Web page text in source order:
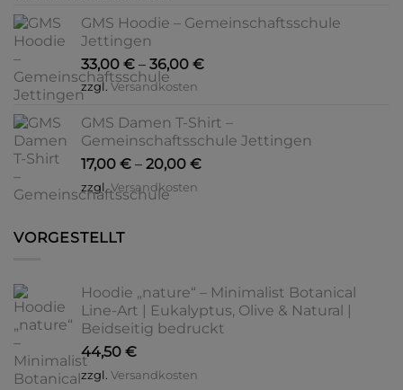
GMS Hoodie – Gemeinschaftsschule
Jettingen
33,00 € – 36,00 €
zzgl. Versandkosten
GMS Damen T-Shirt –
Gemeinschaftsschule Jettingen
17,00 € – 20,00 €
zzgl.Versandkosten
VORGESTELLT
Hoodie „nature“ – Minimalist Botanical
Line-Art | Eukalyptus, Olive & Natural |
Beidseitig bedruckt
44,50 €
zzgl. Versandkosten